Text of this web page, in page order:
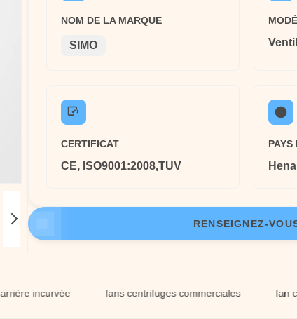
NOM DE LA MARQUE
SIMO
CERTIFICAT
CE, ISO9001:2008,TUV
PAYS
RENSEIGNEZ-
incurvée fans centrifuges commerciales fan